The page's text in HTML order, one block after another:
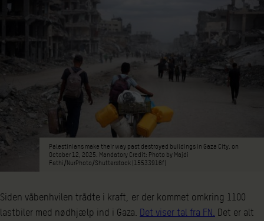
Palestinians make their way past destroyed buildings in Gaza City, on
October 12, 2025. Mandatory Credit: Photo by Majdi
Fathi/NurPhoto/Shutterstock (15533916f)
Siden våbenhvilen trådte i kraft, er der kommet omkring 1100
lastbiler med nødhjælp ind i Gaza. Det viser tal fra FN. Det er alt